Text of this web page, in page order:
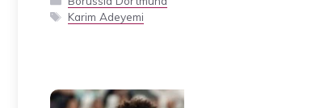
Schlagwörter
Karim Adeyemi